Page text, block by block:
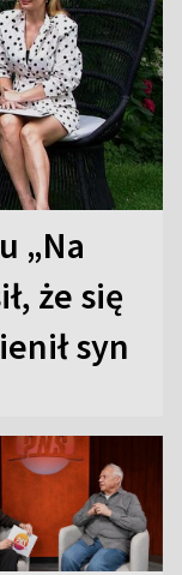
„Na
że się
syn